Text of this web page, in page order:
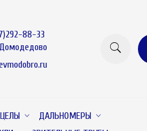
88-33
ДАЛЬНОМЕРЫ